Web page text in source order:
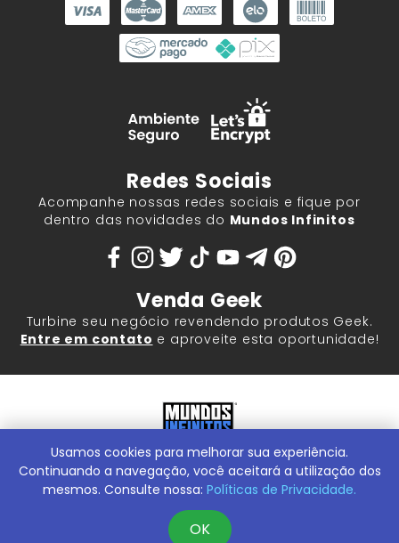
Redes Sociais
Acompanhe nossas redes sociais e fique por
dentro das novidades do Mundos Infinitos
Venda Geek
Turbine seu negócio revendendo produtos Geek.
Entre em contato e aproveite esta oportunidade!
Mundos Infinitos - Publicações e Geek Store |ContentStuff
Publicações e Assinaturas Ltda. CNPJ - 05.859.917/0001-60.
Conheça nossa Loja Física:Rua Machado Bitencourt, 291 -
Usamos cookies para melhorar sua experiência.
Continuando a navegação, você aceitará a utilização dos
mesmos. Consulte nossa: Políticas de Privacidade.
OK